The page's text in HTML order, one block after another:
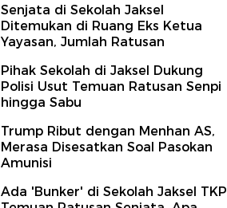
Senjata di Sekolah Jaksel
Ditemukan di Ruang Eks Ketua
Yayasan, Jumlah Ratusan
Pihak Sekolah di Jaksel Dukung
Polisi Usut Temuan Ratusan Senpi
hingga Sabu
Trump Ribut dengan Menhan AS,
Merasa Disesatkan Soal Pasokan
Amunisi
Ada 'Bunker' di Sekolah Jaksel TKP